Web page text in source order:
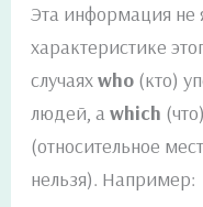
Эта информация не
характеристике
случаяхwho (кто)
людей, аwhich
(относительное
нельзя). Например: